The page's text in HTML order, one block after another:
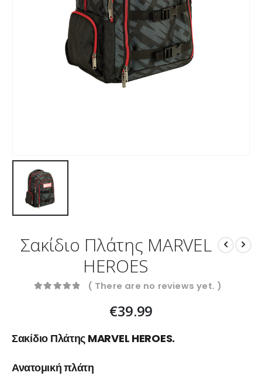
Σακίδιο Πλάτης MARVEL
HEROES
( There are no reviews yet. )
€39.99
Σακίδιο Πλάτης MARVEL HEROES.
Ανατομική πλάτη